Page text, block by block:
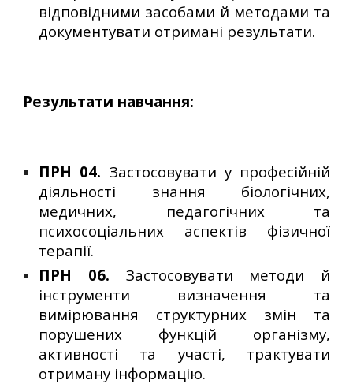
відповідними засобами й методами та
документувати отримані результати.
Результати навчання:
ПРН 04. Застосовувати у професійній
діяльності знання біологічних,
медичних, педагогічних та
психосоціальних аспектів фізичної
терапії.
ПРН 06. Застосовувати методи й
інструменти визначення та
вимірювання структурних змін та
порушених функцій організму,
активності та участі, трактувати
отриману інформацію.